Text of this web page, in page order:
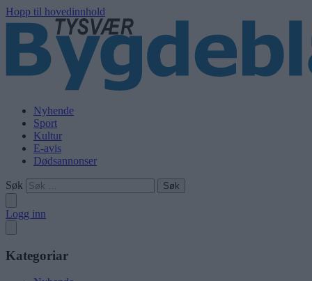
Hopp til hovedinnhold
Nyhende
Sport
Kultur
E-avis
Dødsannonser
Søk
Logg inn
Kategoriar